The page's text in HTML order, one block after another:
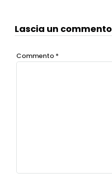
Lascia un commento
Commento *